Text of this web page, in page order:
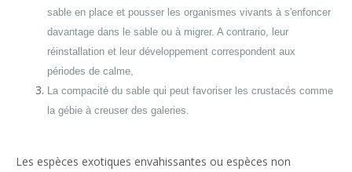
sable en place et pousser les organismes vivants à s'enfoncer
davantage dans le sable ou à migrer. A contrario, leur
réinstallation et leur développement correspondent aux
périodes de calme,
La compacité du sable qui peut favoriser les crustacés comme
la gébie à creuser des galeries.
Les espèces exotiques envahissantes ou espèces non